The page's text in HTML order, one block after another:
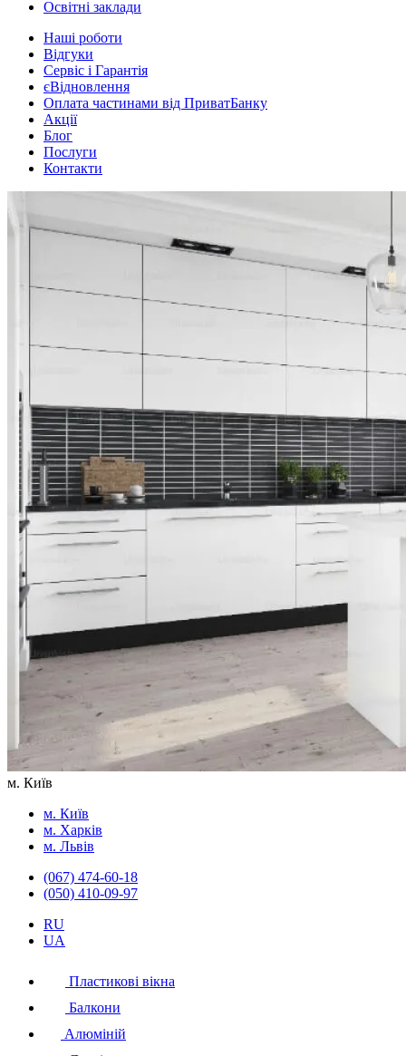
Освітні заклади
Наші роботи
Відгуки
Сервіс і Гарантія
єВідновлення
Оплата частинами від ПриватБанку
Акції
Блог
Послуги
Контакти
м. Київ
м. Київ
м. Харків
м. Львів
(067) 474-60-18
(050) 410-09-97
RU
UA
Пластикові вікна
Балкони
Алюміній